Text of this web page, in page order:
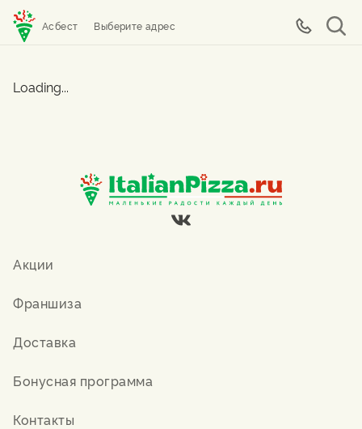
Асбест Выберите адрес
Loading...
Акции
Франшиза
Доставка
Бонусная программа
Контакты